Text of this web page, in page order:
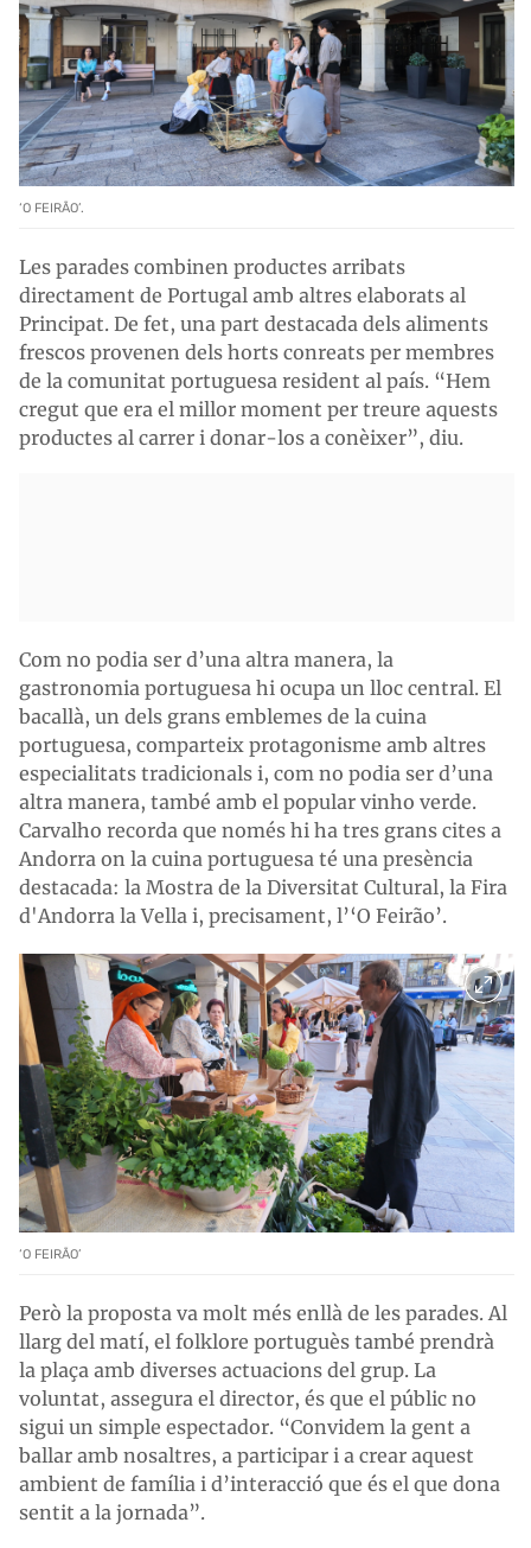
‘O FEIRÃO’.
Les parades combinen productes arribats
directament de Portugal amb altres elaborats al
Principat. De fet, una part destacada dels aliments
frescos provenen dels horts conreats per membres
de la comunitat portuguesa resident al país. “Hem
cregut que era el millor moment per treure aquests
productes al carrer i donar-los a conèixer”, diu.
Com no podia ser d’una altra manera, la
gastronomia portuguesa hi ocupa un lloc central. El
bacallà, un dels grans emblemes de la cuina
portuguesa, comparteix protagonisme amb altres
especialitats tradicionals i, com no podia ser d’una
altra manera, també amb el popular vinho verde.
Carvalho recorda que només hi ha tres grans cites a
Andorra on la cuina portuguesa té una presència
destacada: la Mostra de la Diversitat Cultural, la Fira
d'Andorra la Vella i, precisament, l’‘O Feirão’.
‘O FEIRÃO’
Però la proposta va molt més enllà de les parades. Al
llarg del matí, el folklore portuguès també prendrà
la plaça amb diverses actuacions del grup. La
voluntat, assegura el director, és que el públic no
sigui un simple espectador. “Convidem la gent a
ballar amb nosaltres, a participar i a crear aquest
ambient de família i d’interacció que és el que dona
sentit a la jornada”.